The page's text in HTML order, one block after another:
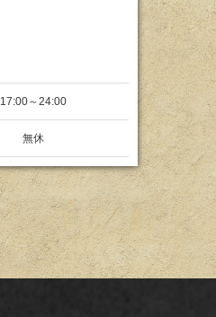
17:00～24:00
無休